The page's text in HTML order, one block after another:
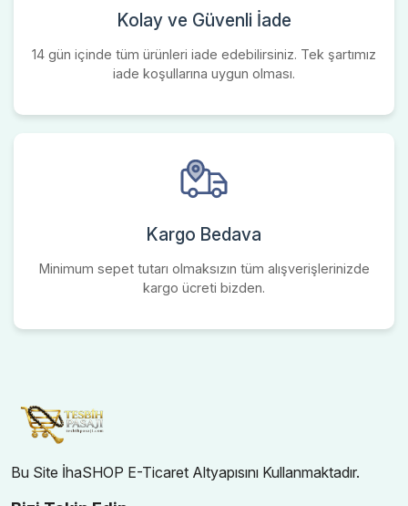
Kolay ve Güvenli İade
14 gün içinde tüm ürünleri iade edebilirsiniz. Tek şartımız
iade koşullarına uygun olması.
Kargo Bedava
Minimum sepet tutarı olmaksızın tüm alışverişlerinizde
kargo ücreti bizden.
Bu Site İhaSHOP E-Ticaret Altyapısını Kullanmaktadır.